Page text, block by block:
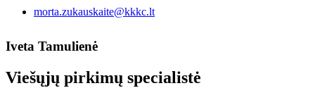
morta.zukauskaite@kkkc.lt
Iveta Tamulienė
Viešųjų pirkimų specialistė